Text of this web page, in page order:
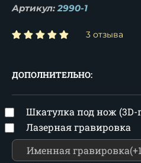
Артикул: 2990-1
3 отзыва
ДОПОЛНИТЕЛЬНО:
Шкатулка под нож (3D-
Лазерная гравировка